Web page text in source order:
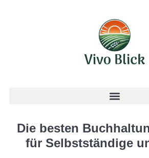
Die besten
für Selbstständige